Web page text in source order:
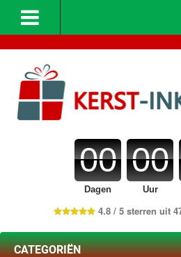
00
Dagen
00
Uur
4.8 / 5 sterren uit
CATEGORIËN